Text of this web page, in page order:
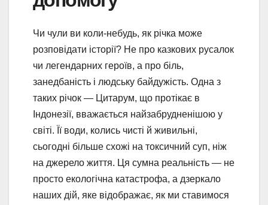
Чи чули ви коли-небудь, як річка може
розповідати історії? Не про казкових русалок
чи легендарних героїв, а про біль,
занедбаність і людську байдужість. Одна з
таких річок — Цитарум, що протікає в
Індонезії, вважається найзабрудненішою у
світі. Її води, колись чисті й живильні,
сьогодні більше схожі на токсичний суп, ніж
на джерело життя. Ця сумна реальність — не
просто екологічна катастрофа, а дзеркало
наших дій, яке відображає, як ми ставимося